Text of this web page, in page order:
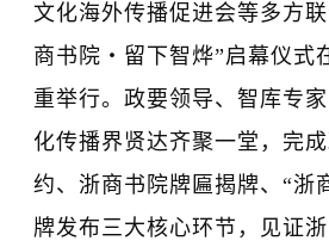
文化海外传播促进会等多方
商书院・留下智烨”启幕仪式
重举行。政要领导、智库专
化传播界贤达齐聚一堂，完
约、浙商书院牌匾揭牌、“浙
牌发布三大核心环节，见证